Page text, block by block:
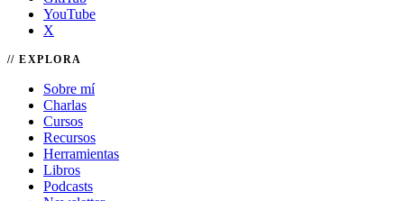
YouTube
X
EXPLORA
Sobre mí
Charlas
Cursos
Recursos
Herramientas
Libros
Podcasts